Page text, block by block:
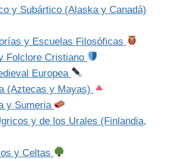
y Subártico (Alaska y Canadá)
y Escuelas Filosóficas
Folclore Cristiano
Europea
(Aztecas y Mayas)
y Sumeria
y de los Urales (Finlandia,
y Celtas